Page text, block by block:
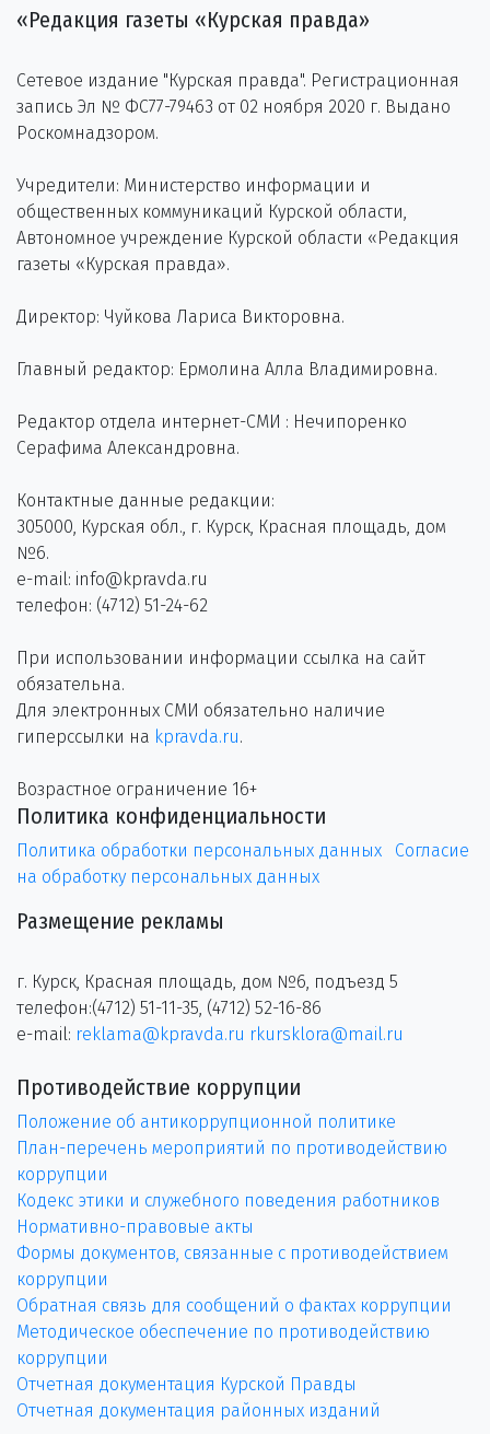
«Редакция газеты «Курская правда»
Сетевое издание "Курская правда". Регистрационная
запись Эл № ФС77-79463 от 02 ноября 2020 г. Выдано
Роскомнадзором.
Учредители: Министерство информации и
общественных коммуникаций Курской области,
Автономное учреждение Курской области «Редакция
газеты «Курская правда».
Директор: Чуйкова Лариса Викторовна.
Главный редактор: Ермолина Алла Владимировна.
Редактор отдела интернет-СМИ : Нечипоренко
Серафима Александровна.
Контактные данные редакции:
305000, Курская обл., г. Курск, Красная площадь, дом
№6.
e-mail: info@kpravda.ru
телефон: (4712) 51-24-62
При использовании информации ссылка на сайт
обязательна.
Для электронных СМИ обязательно наличие
гиперссылки на kpravda.ru.
Возрастное ограничение 16+
Политика конфиденциальности
Политика обработки персональных данных
Согласие
на обработку персональных данных
Размещение рекламы
г. Курск, Красная площадь, дом №6, подъезд 5
телефон:(4712) 51-11-35, (4712) 52-16-86
e-mail: reklama@kpravda.ru rkursklora@mail.ru
Противодействие коррупции
Положение об антикоррупционной политике
План-перечень мероприятий по противодействию
коррупции
Кодекс этики и служебного поведения работников
Нормативно-правовые акты
Формы документов, связанные с противодействием
коррупции
Обратная связь для сообщений о фактах коррупции
Методическое обеспечение по противодействию
коррупции
Отчетная документация Курской Правды
Отчетная документация районных изданий